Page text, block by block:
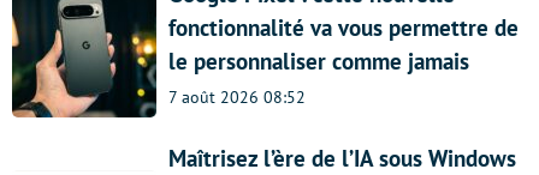
fonctionnalité va vous permettre de
le personnaliser comme jamais
7 août 2026 08:52
Maîtrisez l’ère de l’IA sous Windows